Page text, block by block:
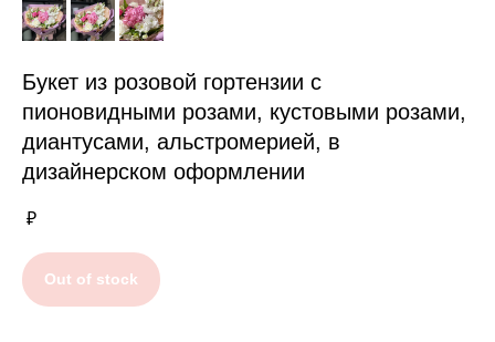
Букет из розовой гортензии с
пионовидными розами, кустовыми розами,
диантусами, альстромерией, в
дизайнерском оформлении
₽
Out of stock